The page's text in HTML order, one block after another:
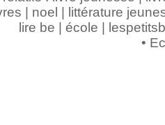
| noel | littérature
lire be | école |
•